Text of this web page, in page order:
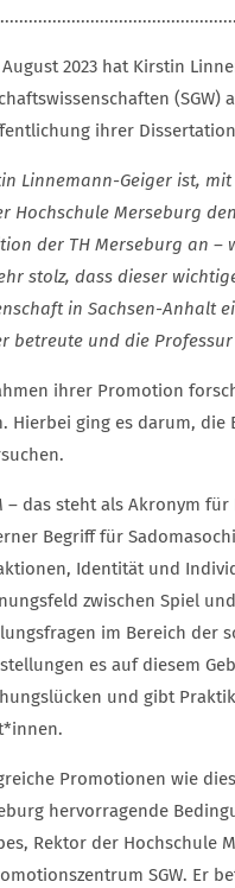
August 2023 hat Kirstin
ihrer
Linnemann-Geiger ist,
Hochschule Merseburg
der TH Merseburg an
stolz, dass dieser
in Sachsen-Anhalt
betreute und die
ihrer Promotion
Hierbei ging es darum,
– das steht als Akronym
Begriff für
Identität und
zwischen Spiel
im Bereich der
es auf diesem
und gibt
Promotionen wie
hervorragende
Rektor der Hochschule
SGW. Er